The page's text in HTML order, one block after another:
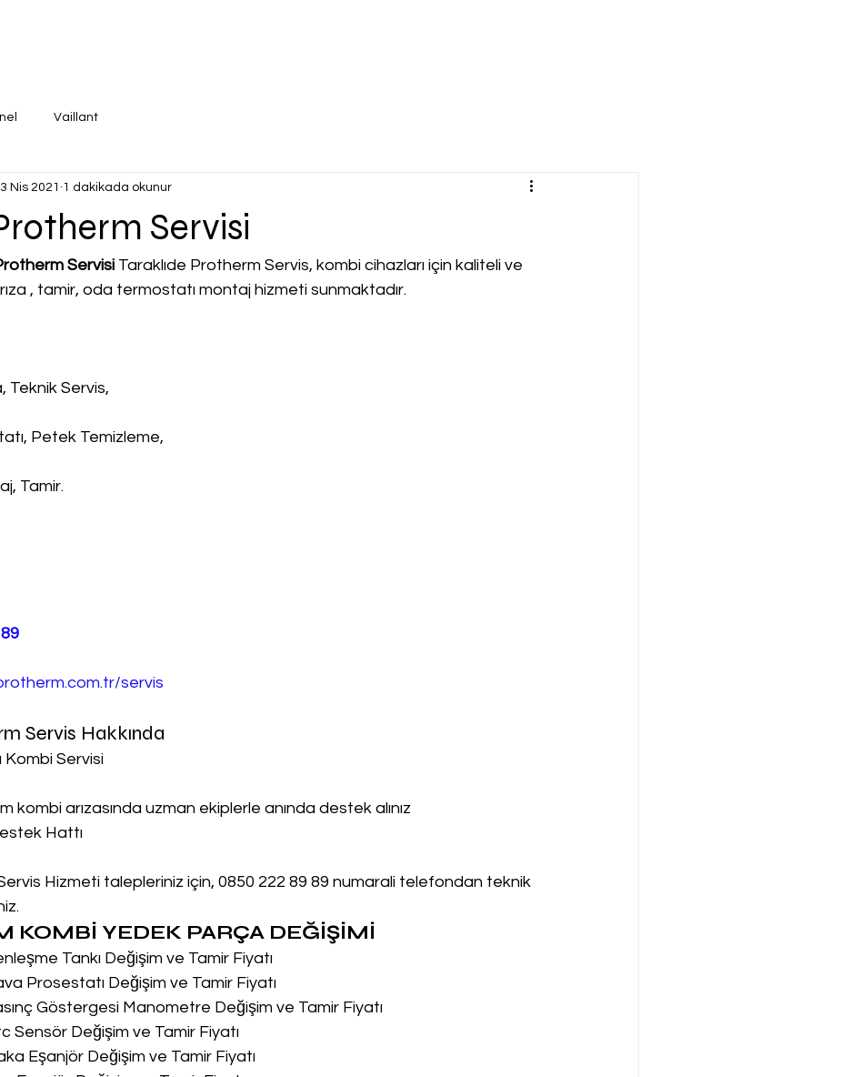
Vaillant
Servisi
Nis 2021 1 dakikada okunur
Servisi Taraklıde Protherm Servis, kombi cihazları için kaliteli ve
, tamir, oda termostatı montaj hizmeti sunmaktadır.
Teknik Servis,
Petek Temizleme,
Tamir.
servis
Servis Hakkında
Kombi Servisi
kombi arızasında uzman ekiplerle anında destek alınız
Hattı
Hizmeti talepleriniz için, 0850 222 89 89 numarali telefondan teknik
KOMBİ YEDEK PARÇA DEĞİŞİMİ
Tankı Değişim ve Tamir Fiyatı
Prosestatı Değişim ve Tamir Fiyatı
Göstergesi Manometre Değişim ve Tamir Fiyatı
Sensör Değişim ve Tamir Fiyatı
Eşanjör Değişim ve Tamir Fiyatı